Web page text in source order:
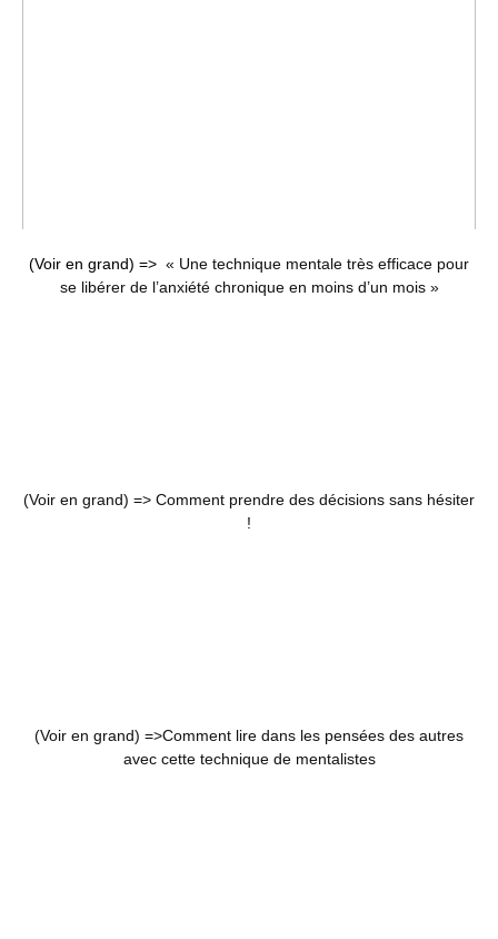
(Voir en grand) => « Une technique mentale très efficace pour
se libérer de l’anxiété chronique en moins d’un mois »
(Voir en grand) => Comment prendre des décisions sans hésiter
!
(Voir en grand) =>Comment lire dans les pensées des autres
avec cette technique de mentalistes